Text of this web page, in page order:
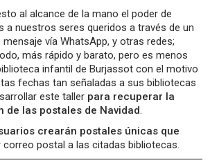
al alcance de la mano el poder de
a nuestros seres queridos a través de un
vía WhatsApp, y otras redes;
más rápido y barato, pero es menos
infantil de Burjassot con el motivo
fechas tan señaladas a sus bibliotecas
este taller para recuperar la
de las postales de Navidad.
crearán postales únicas que
correo postal a las citadas bibliotecas.